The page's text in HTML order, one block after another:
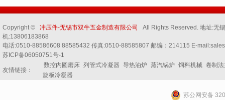
Copyright © 冲压件-无锡市双牛五金制造有限公司
All Rights Reserved. 地址:无
机:13806183868
电话:0510-88586608 88585432 传真:0510-88585807 邮编：214115 E-
苏ICP备06050751号-1
友情链接：
数控内圆磨床 列管式冷凝器 导热油炉 蒸汽锅炉 饲料机械 卷制
旋板冷凝器
苏公网安备